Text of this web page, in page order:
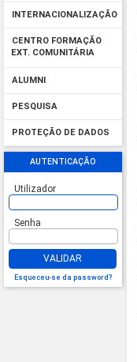
INTERNACIONALIZAÇÃO
CENTRO FORMAÇÃO
EXT. COMUNITÁRIA
ALUMNI
PESQUISA
PROTEÇÃO DE DADOS
AUTENTICAÇÃO
Utilizador
Senha
VALIDAR
Esqueceu-se da password?